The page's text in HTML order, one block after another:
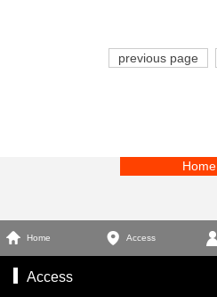
previous page
Home
Home Access
Access